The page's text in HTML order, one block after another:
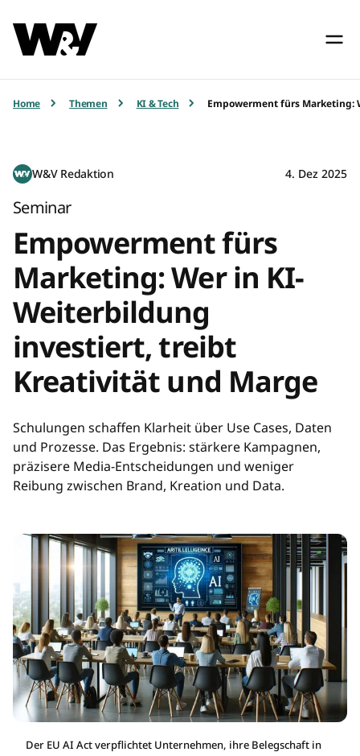
Home Themen KI & Tech Empowerment fürs
W&V Redaktion 4. Dez 2025
Seminar
Empowerment fürs
Marketing: Wer in KI-
Weiterbildung
investiert, treibt
Kreativität und Marge
Schulungen schaffen Klarheit über Use Cases, Daten
und Prozesse. Das Ergebnis: stärkere Kampagnen,
präzisere Media-Entscheidungen und weniger
Reibung zwischen Brand, Kreation und Data.
Der EU AI Act verpflichtet Unternehmen, ihre Belegschaft in